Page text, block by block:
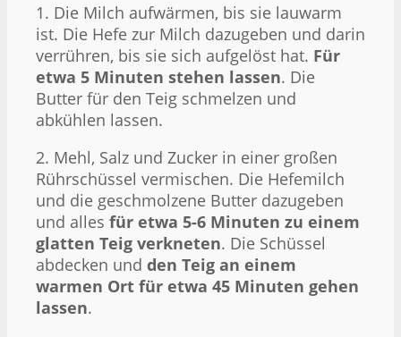
1. Die Milch aufwärmen, bis sie lauwarm
ist. Die Hefe zur Milch dazugeben und darin
verrühren, bis sie sich aufgelöst hat. Für
etwa 5 Minuten stehen lassen. Die
Butter für den Teig schmelzen und
abkühlen lassen.
2. Mehl, Salz und Zucker in einer großen
Rührschüssel vermischen. Die Hefemilch
und die geschmolzene Butter dazugeben
und alles für etwa 5-6 Minuten zu einem
glatten Teig verkneten. Die Schüssel
abdecken und den Teig an einem
warmen Ort für etwa 45 Minuten gehen
lassen.